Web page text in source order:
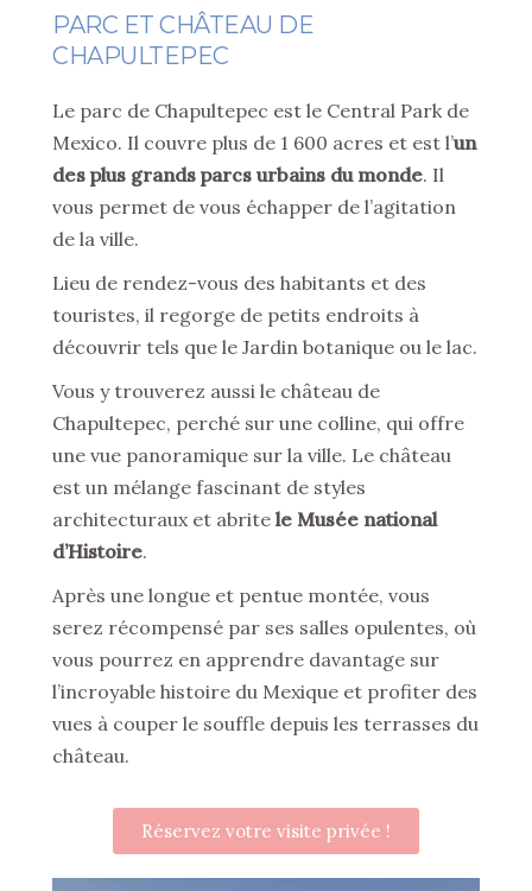
PARC ET CHÂTEAU DE
CHAPULTEPEC
Le parc de Chapultepec est le Central Park de
Mexico. Il couvre plus de 1 600 acres et est l’un
des plus grands parcs urbains du monde. Il
vous permet de vous échapper de l’agitation
de la ville.
Lieu de rendez-vous des habitants et des
touristes, il regorge de petits endroits à
découvrir tels que le Jardin botanique ou le lac.
Vous y trouverez aussi le château de
Chapultepec, perché sur une colline, qui offre
une vue panoramique sur la ville. Le château
est un mélange fascinant de styles
architecturaux et abrite le Musée national
d’Histoire.
Après une longue et pentue montée, vous
serez récompensé par ses salles opulentes, où
vous pourrez en apprendre davantage sur
l’incroyable histoire du Mexique et profiter des
vues à couper le souffle depuis les terrasses du
château.
Réservez votre visite privée !